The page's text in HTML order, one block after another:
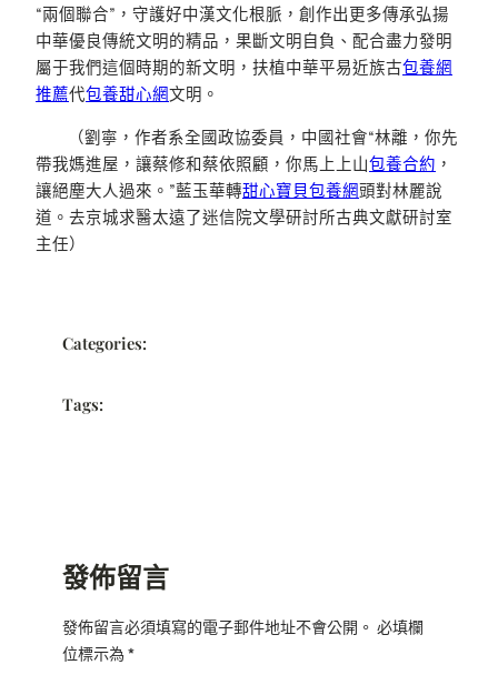
“兩個聯合”，守護好中漢文化根脈，創作出更多傳承弘揚
中華優良傳統文明的精品，果斷文明自負、配合盡力發明
屬于我們這個時期的新文明，扶植中華平易近族古包養網
推薦代包養甜心網文明。
（劉寧，作者系全國政協委員，中國社會“林離，你先
帶我媽進屋，讓蔡修和蔡依照顧，你馬上上山包養合約 ，
讓絕塵大人過來。”藍玉華轉甜心寶貝包養網頭對林麗說
道。去京城求醫太遠了迷信院文學研討所古典文獻研討室
主任）
Categories:
Tags:
發佈留言
發佈留言必須填寫的電子郵件地址不會公開。 必填欄
位標示為*